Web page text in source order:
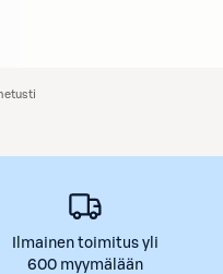
Ilmainen toimitus yli
600 myymälään